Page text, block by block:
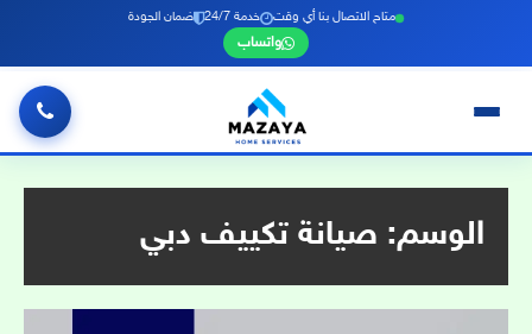
متاح الاتصال بنا أي وقت خدمة 24/7 ضمان الجودة
واتساب
الوسم: صيانة تكييف دبي